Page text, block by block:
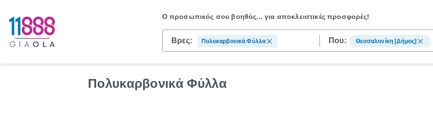
Ο προσωπικός σου βοηθός...για αποκλειστικές προσφορές!
Βρες: Πολυκαρβονικά Φύλλα Που: Θεσσαλονίκη [Δήμος]
Πολυκαρβονικά Φύλλα